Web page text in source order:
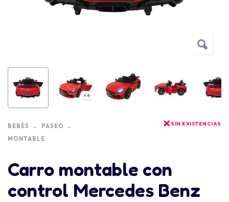
BEBÉS
PASEO
MONTABLE
SIN EXISTENCIAS
Carro montable con
control Mercedes Benz